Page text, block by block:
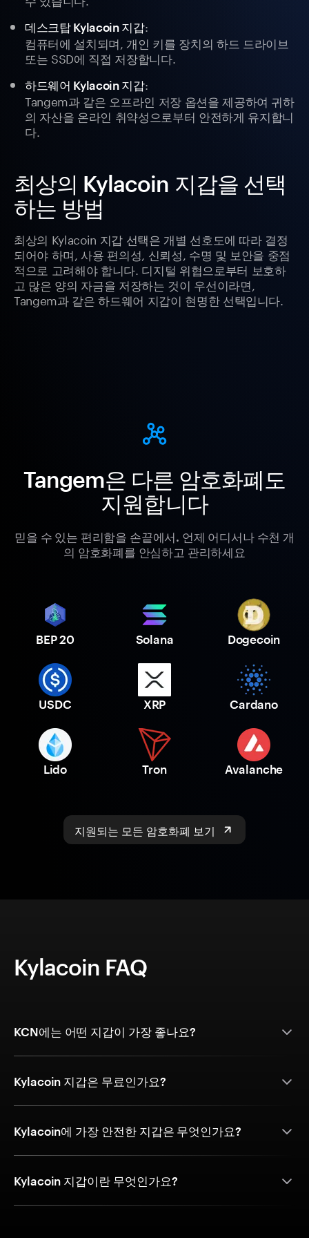
데스크탑 Kylacoin 지갑:
컴퓨터에 설치되며, 개인 키를 장치의 하드 드라이브
또는 SSD에 직접 저장합니다.
하드웨어 Kylacoin 지갑:
Tangem과 같은 오프라인 저장 옵션을 제공하여 귀하
의 자산을 온라인 취약성으로부터 안전하게 유지합니
다.
최상의 Kylacoin 지갑을 선택
하는 방법
최상의 Kylacoin 지갑 선택은 개별 선호도에 따라 결정
되어야 하며, 사용 편의성, 신뢰성, 수명 및 보안을 중점
적으로 고려해야 합니다. 디지털 위협으로부터 보호하
고 많은 양의 자금을 저장하는 것이 우선이라면,
Tangem과 같은 하드웨어 지갑이 현명한 선택입니다.
Tangem은 다른 암호화폐도
지원합니다
믿을 수 있는 편리함을 손끝에서. 언제 어디서나 수천 개
의 암호화폐를 안심하고 관리하세요
BEP 20 Solana Dogecoin
USDC XRP Cardano
Lido Tron Avalanche
지원되는 모든 암호화폐 보기
Kylacoin FAQ
KCN에는 어떤 지갑이 가장 좋나요?
Kylacoin 지갑은 무료인가요?
Kylacoin에 가장 안전한 지갑은 무엇인가요?
Kylacoin 지갑이란 무엇인가요?